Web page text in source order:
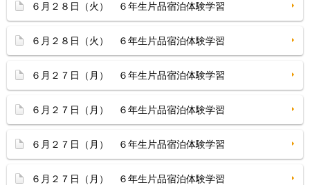
６月２８日（火） ６年生片品宿泊体験学習
６月２８日（火） ６年生片品宿泊体験学習
６月２７日（月） ６年生片品宿泊体験学習
６月２７日（月） ６年生片品宿泊体験学習
６月２７日（月） ６年生片品宿泊体験学習
６月２７日（月） ６年生片品宿泊体験学習